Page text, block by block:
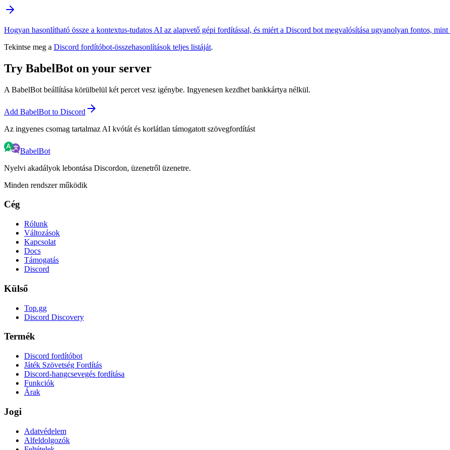
Hogyan hasonlítható össze a kontextus-tudatos AI az alapvető gépi fordítással, és miért a Discord bot megvalósítása ugyanolyan fontos, mint
Tekintse meg a Discord fordítóbot-összehasonlítások teljes listáját.
Try BabelBot on your server
A BabelBot beállítása körülbelül két percet vesz igénybe. Ingyenesen kezdhet bankkártya nélkül.
Add BabelBot to Discord
Az ingyenes csomag tartalmaz AI kvótát és korlátlan támogatott szövegfordítást
BabelBot
Nyelvi akadályok lebontása Discordon, üzenetről üzenetre.
Minden rendszer működik
Cég
Rólunk
Változások
Kapcsolat
Docs
Támogatás
Discord
Külső
Top.gg
Discord Discovery
Termék
Discord fordítóbot
Játék Szövetség Fordítás
Discord-hangcsevegés fordítása
Funkciók
Árak
Jogi
Adatvédelem
Alfeldolgozók